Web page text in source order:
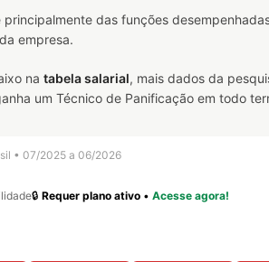
principalmente das funções
empresa.
na tabela salarial, mais dados da
um Técnico de Panificação em todo
• 07/2025 a 06/2026
🔒 Requer plano ativo • Acesse agora!